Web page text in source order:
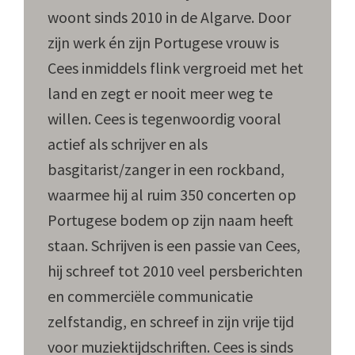
woont sinds 2010 in de Algarve. Door
zijn werk én zijn Portugese vrouw is
Cees inmiddels flink vergroeid met het
land en zegt er nooit meer weg te
willen. Cees is tegenwoordig vooral
actief als schrijver en als
basgitarist/zanger in een rockband,
waarmee hij al ruim 350 concerten op
Portugese bodem op zijn naam heeft
staan. Schrijven is een passie van Cees,
hij schreef tot 2010 veel persberichten
en commerciële communicatie
zelfstandig, en schreef in zijn vrije tijd
voor muziektijdschriften. Cees is sinds